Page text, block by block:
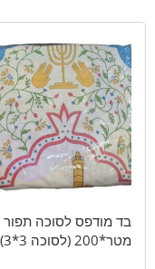
מטר*200 (לסוכה 3*3)